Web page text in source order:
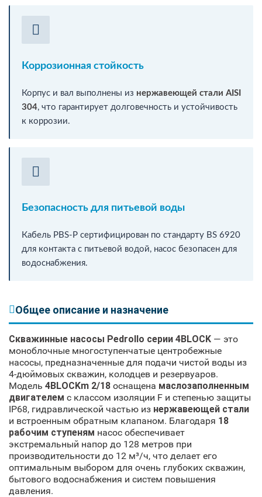
Коррозионная стойкость
Корпус и вал выполнены из нержавеющей стали AISI
304, что гарантирует долговечность и устойчивость
к коррозии.
Безопасность для питьевой воды
Кабель PBS-P сертифицирован по стандарту BS 6920
для контакта с питьевой водой, насос безопасен для
водоснабжения.
Общее описание и назначение
Скважинные насосы Pedrollo серии 4BLOCK — это
моноблочные многоступенчатые центробежные
насосы, предназначенные для подачи чистой воды из
4-дюймовых скважин, колодцев и резервуаров.
Модель 4BLOCKm 2/18 оснащена маслозаполненным
двигателем с классом изоляции F и степенью защиты
IP68, гидравлической частью из нержавеющей стали
и встроенным обратным клапаном. Благодаря 18
рабочим ступеням насос обеспечивает
экстремальный напор до 128 метров при
производительности до 12 м³/ч, что делает его
оптимальным выбором для очень глубоких скважин,
бытового водоснабжения и систем повышения
давления.